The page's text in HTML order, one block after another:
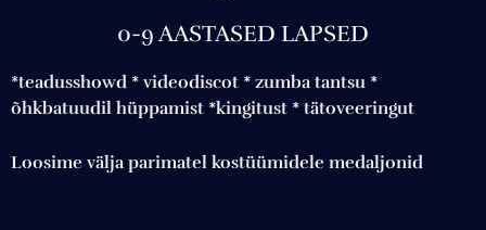
0-9 AASTASED LAPSED
*teadusshowd * videodiscot * zumba tantsu *
õhkbatuudil hüppamist *kingitust * tätoveeringut
Loosime välja parimatel kostüümidele medaljonid